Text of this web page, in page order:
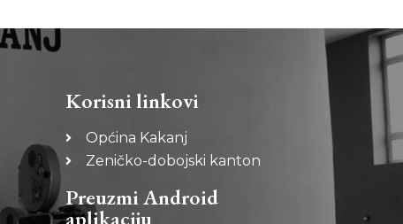
Korisni linkovi
Općina Kakanj
Zeničko-dobojski kanton
Preuzmi Android
aplikaciju